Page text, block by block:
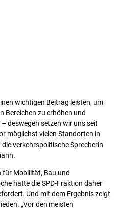
wichtigen Beitrag leisten, um
Bereichen zu erhöhen und
deswegen setzen wir uns seit
möglichst vielen Standorten in
verkehrspolitische Sprecherin
für Mobilität, Bau und
hatte die SPD-Fraktion daher
Und mit dem Ergebnis zeigt
„Vor den meisten